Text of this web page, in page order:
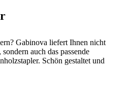
Gabinova liefert Ihnen nicht
auch das passende
Schön gestaltet und